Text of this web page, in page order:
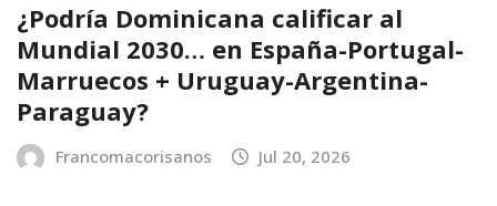
¿Podría Dominicana calificar al
Mundial 2030… en España-Portugal-
Marruecos + Uruguay-Argentina-
Paraguay?
Francomacorisanos Jul 20, 2026